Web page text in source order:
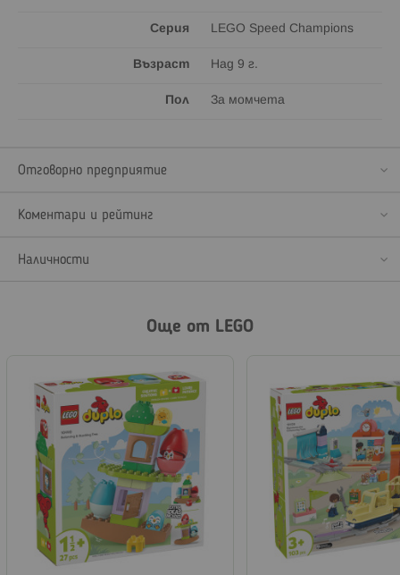
Серия LEGO Speed Champions
Възраст Над 9 г.
Пол За момчета
Отговорно предприятие
Коментари и рейтинг
Наличности
Още от LEGO